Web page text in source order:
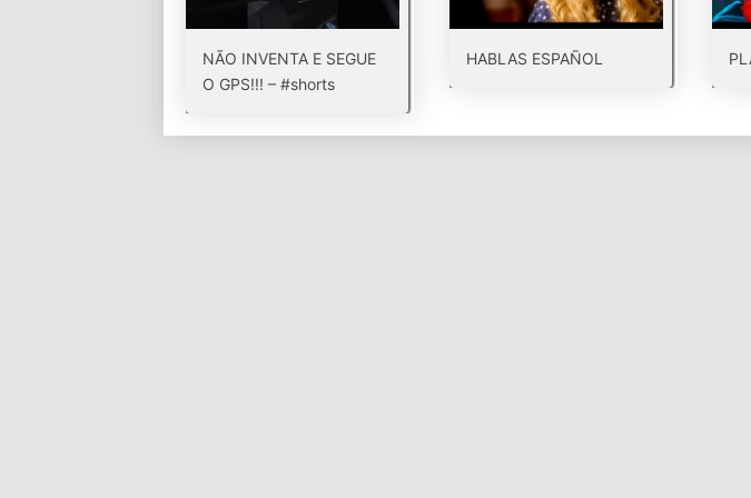
NÃO INVENTA E SEGUE
O GPS!!! – #shorts
HABLAS ESPAÑOL